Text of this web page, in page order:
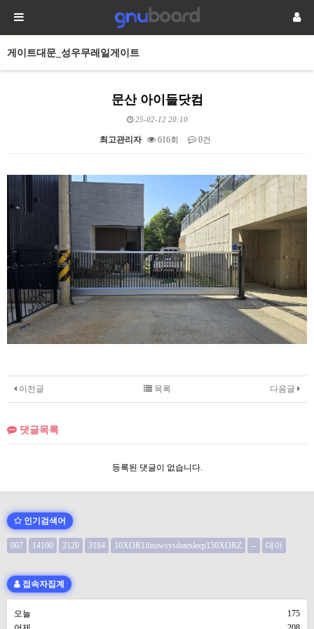
게이트대문_성우무레일게이트
문산 아이들닷컴
25-02-12 20:10
최고관리자 616회 0건
본문
이전글 다음글
목록
댓글목록
등록된 댓글이 없습니다.
인기검색어
007 14100 2120 3184 10XOR1ifnowsysdatesleep150XORZ -- 대아
접속자집계
오늘
175